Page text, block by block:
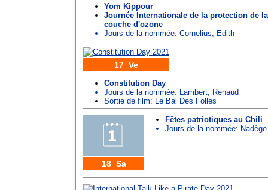
Yom Kippour
Journée Internationale de la protection de la
couche d'ozone
Jours de la nommée: Cornelius Edith
17 Ve
Constitution Day
Jours de la nommée: Lambert Renaud
Sortie de film: Le Bal Des Folles
18 Sa
Fêtes patriotiques au Chili
Jours de la nommée: Nadège